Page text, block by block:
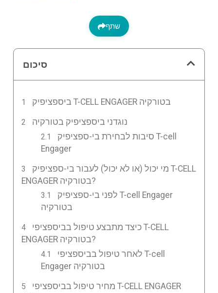
שתף
סיכום
ביספציפיק T-CELL ENGAGER בטורקיה
נוגדני ביספציפיק בטורקיה
סיבות לבחירת בי-ספציפיק T-cell
Engager
מי יכול (או לא יכול) לעבור בי-ספציפיק T-CELL
ENGAGER בטורקיה?
לפני בי-ספציפיק T-cell Engager
בטורקיה
כיצד מתבצע טיפול בביספציפי T-CELL
ENGAGER בטורקיה?
לאחר טיפול בביספציפי T-cell
Engager בטורקיה
מחיר טיפול בביספציפי T-CELL ENGAGER